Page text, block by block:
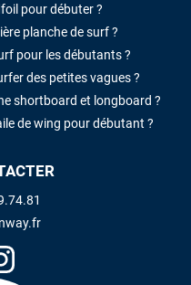
pour débuter ?
planche de surf ?
pour les débutants ?
des petites vagues ?
shortboard et longboard ?
de wing pour débutant ?